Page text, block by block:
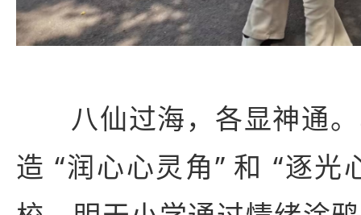
八仙过海，各显神通
造 “润心心灵角” 和 “逐光